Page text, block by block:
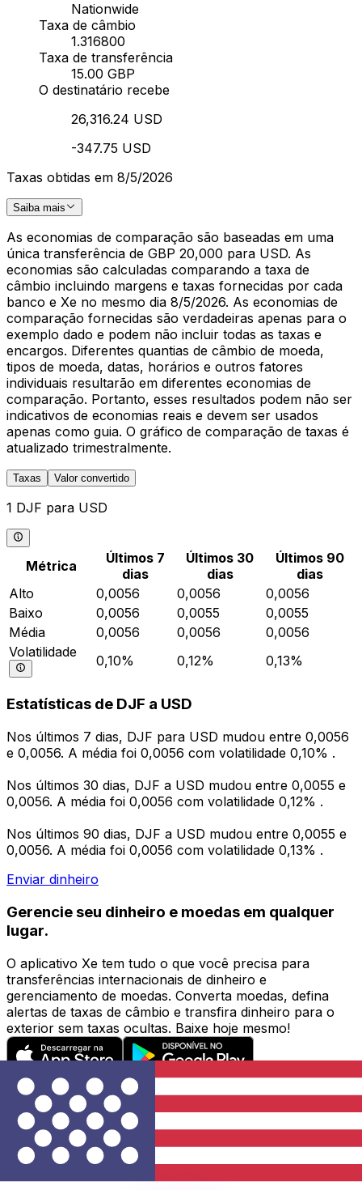
Nationwide
Taxa de câmbio
1.316800
Taxa de transferência
15.00 GBP
O destinatário recebe
26,316.24 USD
-347.75 USD
Taxas obtidas em 8/5/2026
Saiba mais
As economias de comparação são baseadas em uma
única transferência de GBP 20,000 para USD. As
economias são calculadas comparando a taxa de
câmbio incluindo margens e taxas fornecidas por cada
banco e Xe no mesmo dia 8/5/2026. As economias de
comparação fornecidas são verdadeiras apenas para o
exemplo dado e podem não incluir todas as taxas e
encargos. Diferentes quantias de câmbio de moeda,
tipos de moeda, datas, horários e outros fatores
individuais resultarão em diferentes economias de
comparação. Portanto, esses resultados podem não ser
indicativos de economias reais e devem ser usados
apenas como guia. O gráfico de comparação de taxas é
atualizado trimestralmente.
Taxas Valor convertido
1 DJF para USD
Métrica
Últimos 7
dias
Últimos 30
dias
Últimos 90
dias
Alto
0,0056 0,0056
0,0056
Baixo
0,0056 0,0055
0,0055
Média
0,0056 0,0056
0,0056
Volatilidade
0,10% 0,12% 0,13%
Estatísticas de DJF a USD
Nos últimos 7 dias, DJF para USD mudou entre 0,0056
e 0,0056. A média foi 0,0056 com volatilidade 0,10% .
Nos últimos 30 dias, DJF a USD mudou entre 0,0055 e
0,0056. A média foi 0,0056 com volatilidade 0,12% .
Nos últimos 90 dias, DJF a USD mudou entre 0,0055 e
0,0056. A média foi 0,0056 com volatilidade 0,13% .
Enviar dinheiro
Gerencie seu dinheiro e moedas em qualquer
lugar.
O aplicativo Xe tem tudo o que você precisa para
transferências internacionais de dinheiro e
gerenciamento de moedas. Converta moedas, defina
alertas de taxas de câmbio e transfira dinheiro para o
exterior sem taxas ocultas. Baixe hoje mesmo!